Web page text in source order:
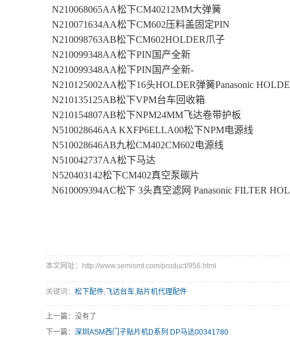
N210068065AA松下CM40212MM大弹簧
N210071634AA松下CM602压料盖固定PIN
N210098763AB松下CM602HOLDER爪子
N210099348AA松下PIN国产全新
N210099348AA松下PIN国产全新-
N210125002AA松下16头HOLDER弹簧Panasonic
N210135125AB松下VPM台车回收箱
N210154807AB松下NPM24MM飞达卷带护板
N510028646AA KXFP6ELLA00松下NPM电源线
N510028646AB九松CM402CM602电源线
N510042737AA松下马达
N520403142松下CM402真空泵碳片
N610009394AC松下 3头真空滤网 Panasonic FILTER
本文网址：http://www.semismt.com/product/956.html
关键词： 松下配件, 飞达台车,贴片机代理配件
上一篇：没有了
下一篇： 深圳ASM西门子贴片机D系列 DP马达00341780